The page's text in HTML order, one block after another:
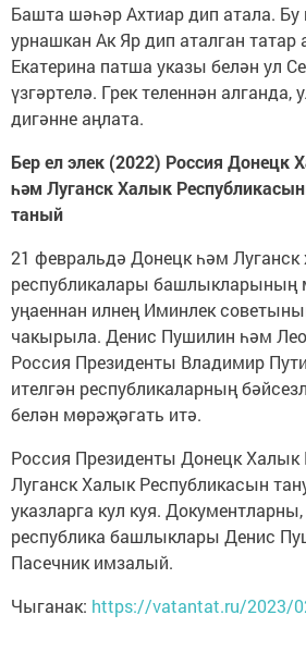
Башта шәһәр Ахтиар дип атала. Бу
урнашкан Ак Яр дип аталган
Екатерина патша указы белән ул
үзгәртелә. Грек теленнән
дигәнне аңлата.
Бер ел элек (2022) Россия Донецк
һәм Луганск Халык
таный
21 февральдә Донецк һәм Луганск
республикалары башлыкларының
уңаеннан илнең Иминлек
чакырыла. Денис Пушилин һәм
Россия Президенты Владимир
ителгән республикаларның
белән мөрәҗәгать итә.
Россия Президенты Донецк
Луганск Халык Республикасын
указларга кул куя.
республика башлыклары Денис
Пасечник имзалый.
Чыганак: https://vatantat.ru/2023/